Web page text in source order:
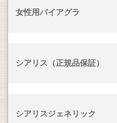
女性用バイアグラ
シアリス（正規品保証）
シアリスジェネリック